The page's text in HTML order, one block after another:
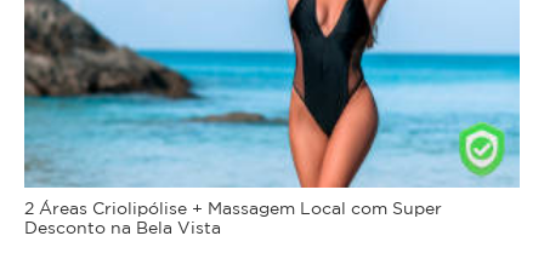
2 Áreas Criolipólise + Massagem Local com Super
Desconto na Bela Vista